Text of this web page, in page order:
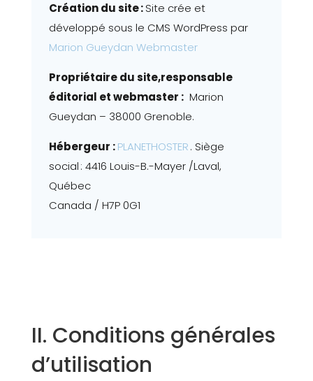
Création du site :Site crée et
développé sous le CMS WordPress par
Marion Gueydan Webmaster
Propriétaire du site,responsable
éditorial et webmaster : Marion
Gueydan – 38000 Grenoble.
Hébergeur :PLANETHOSTER. Siège
social : 4416 Louis-B.-Mayer /Laval,
Québec
Canada / H7P 0G1
II. Conditions générales
d’utilisation